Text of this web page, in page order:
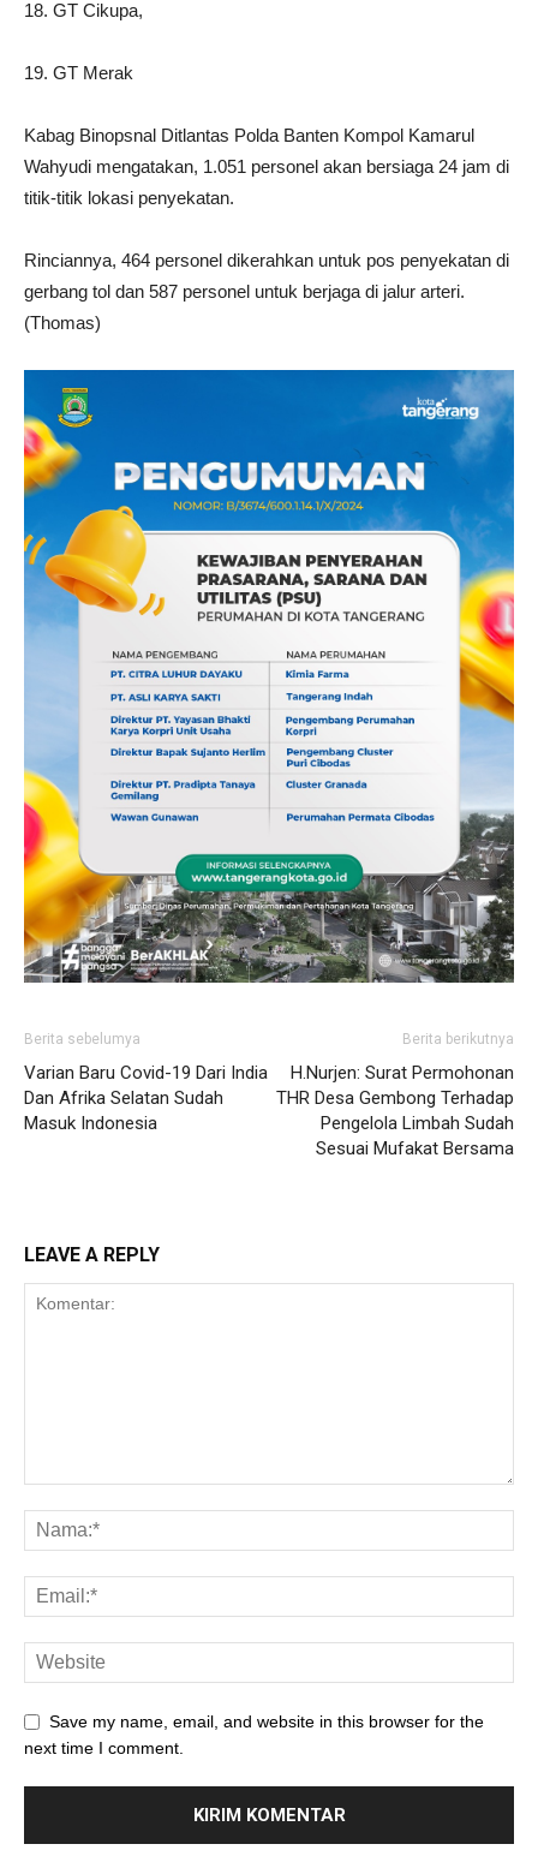
18. GT Cikupa,
19. GT Merak
Kabag Binopsnal Ditlantas Polda Banten Kompol Kamarul
Wahyudi mengatakan, 1.051 personel akan bersiaga 24 jam di
titik-titik lokasi penyekatan.
Rinciannya, 464 personel dikerahkan untuk pos penyekatan di
gerbang tol dan 587 personel untuk berjaga di jalur arteri.
(Thomas)
Berita sebelumya
Varian Baru Covid-19 Dari India
Dan Afrika Selatan Sudah
Masuk Indonesia
Berita berikutnya
H.Nurjen: Surat Permohonan
THR Desa Gembong Terhadap
Pengelola Limbah Sudah
Sesuai Mufakat Bersama
LEAVE A REPLY
Save my name, email, and website in this browser for the
next time I comment.